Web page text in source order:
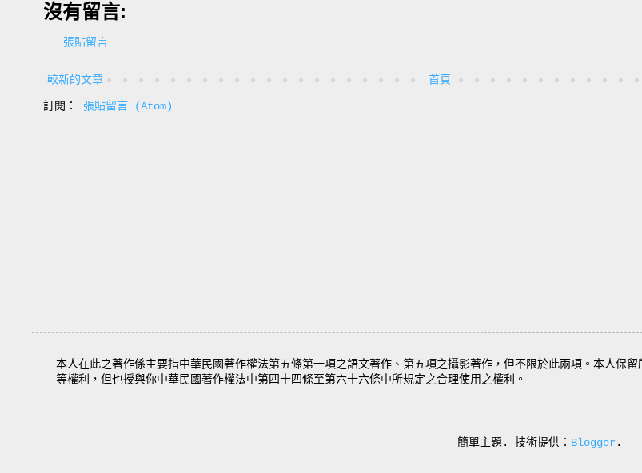
沒有留言:
張貼留言
較新的文章 首頁
訂閱： 張貼留言 (Atom)
本人在此之著作係主要指中華民國著作權法第五條第一項之語文著作、第五項之攝影著作，但不限於此兩項。本人保
等權利，但也授與你中華民國著作權法中第四十四條至第六十六條中所規定之合理使用之權利。
簡單主題. 技術提供： Blogger.